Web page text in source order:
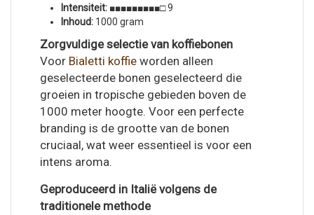
Intensiteit: ■■■■■■■■■□ 9
Inhoud: 1000 gram
Zorgvuldige selectie van koffiebonen
Voor Bialetti koffie worden alleen
geselecteerde bonen geselecteerd die
groeien in tropische gebieden boven de
1000 meter hoogte. Voor een perfecte
branding is de grootte van de bonen
cruciaal, wat weer essentieel is voor een
intens aroma.
Geproduceerd in Italië volgens de
traditionele methode